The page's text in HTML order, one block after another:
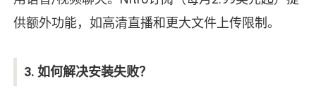
供额外功能，如高清直播和更大文件上传限制。
3. 如何解决安装失败？